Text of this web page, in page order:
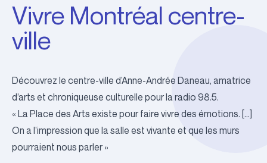
Vivre Montréal centre-
ville
Découvrez le centre-ville d’Anne-Andrée Daneau, amatrice
d’arts et chroniqueuse culturelle pour la radio 98.5.
« La Place des Arts existe pour faire vivre des émotions. […]
On a l’impression que la salle est vivante et que les murs
pourraient nous parler »